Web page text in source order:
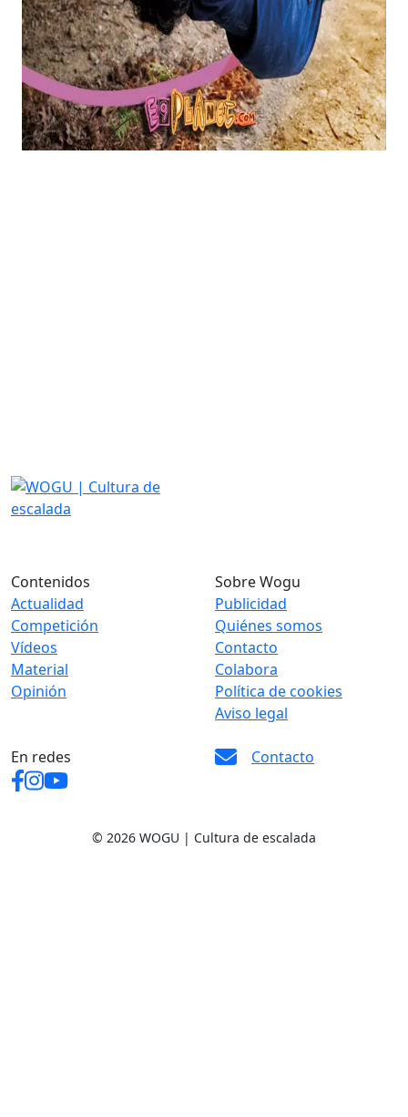
Contenidos
Actualidad
Competición
Vídeos
Material
Opinión
Sobre Wogu
Publicidad
Quiénes somos
Contacto
Colabora
Política de cookies
Aviso legal
En redes Contacto
© 2026 WOGU | Cultura de escalada